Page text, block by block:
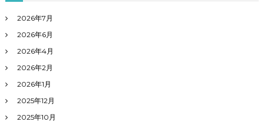
2026年7月
2026年6月
2026年4月
2026年2月
2026年1月
2025年12月
2025年10月